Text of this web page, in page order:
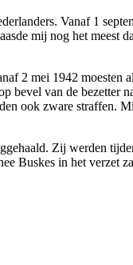
Vanaf 1
mij nog het
2 mei 1942 moesten
bevel van de
ook zware straffen.
Zij werden
Buskes in het verzet